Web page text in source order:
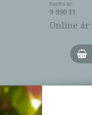
Borító ár:
9 990 Ft
Online ár: